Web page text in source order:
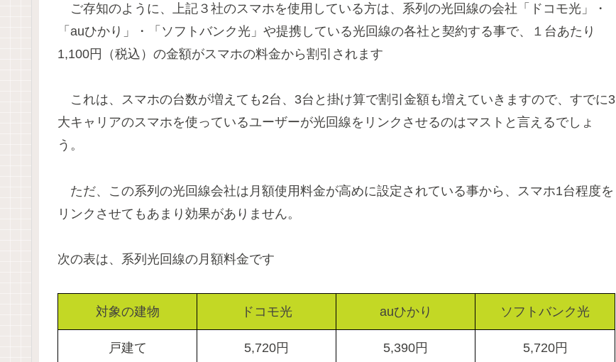
ご存知のように、上記３社のスマホを使用している方は、系列の光回線の会社「ドコモ光」・
「auひかり」・「ソフトバンク光」や提携している光回線の各社と契約する事で、１台あたり
1,100円（税込）の金額がスマホの料金から割引されます
これは、スマホの台数が増えても2台、3台と掛け算で割引金額も増えていきますので、すでに3
大キャリアのスマホを使っているユーザーが光回線をリンクさせるのはマストと言えるでしょ
う。
ただ、この系列の光回線会社は月額使用料金が高めに設定されている事から、スマホ1台程度を
リンクさせてもあまり効果がありません。
次の表は、系列光回線の月額料金です
対象の建物 ドコモ光 auひかり ソフトバンク光
戸建て 5,720円 5,390円 5,720円